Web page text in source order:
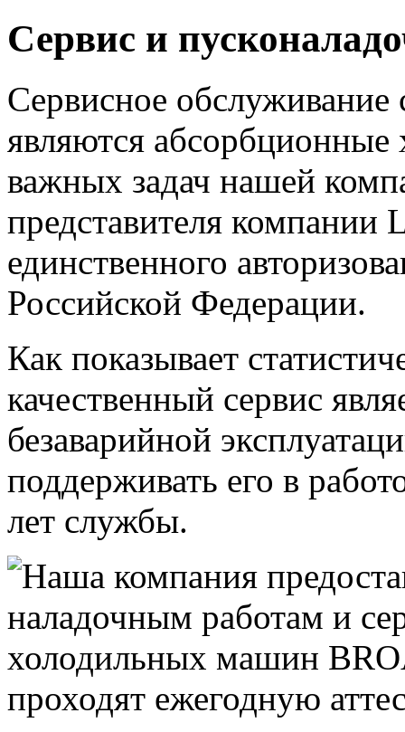
Сервис и
Сервисное
являются
важных задач нашей
представителя
единственного
Российской Федерации.
Как показывает
качественный сервис
безаварийной
поддерживать его в
лет службы.